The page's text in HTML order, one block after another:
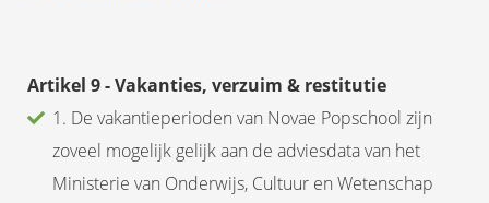
Artikel 9 - Vakanties, verzuim & restitutie
1. De vakantieperioden van Novae Popschool zijn
zoveel mogelijk gelijk aan de adviesdata van het
Ministerie van Onderwijs, Cultuur en Wetenschap